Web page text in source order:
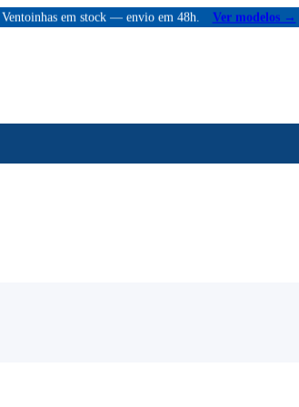
Ventoinhas em stock — envio em 48h. Ver modelos →